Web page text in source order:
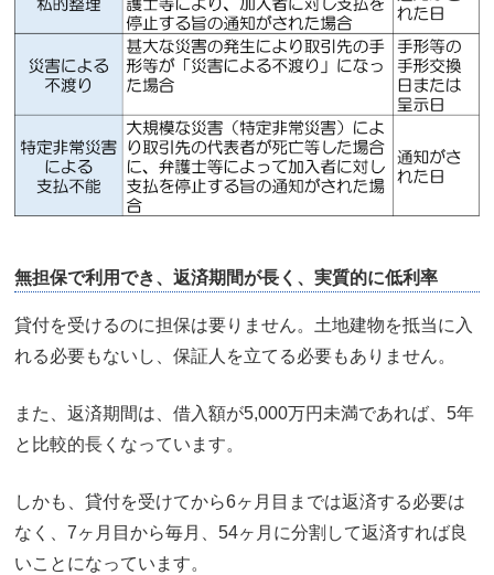
無担保で利用でき、返済期間が長く、実質的に低利率
貸付を受けるのに担保は要りません。土地建物を抵当に入
れる必要もないし、保証人を立てる必要もありません。
また、返済期間は、借入額が5,000万円未満であれば、5年
と比較的長くなっています。
しかも、貸付を受けてから6ヶ月目までは返済する必要は
なく、7ヶ月目から毎月、54ヶ月に分割して返済すれば良
いことになっています。